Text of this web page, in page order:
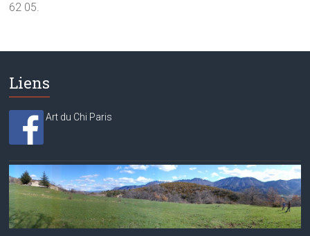
62 05.
Liens
Art du Chi Paris